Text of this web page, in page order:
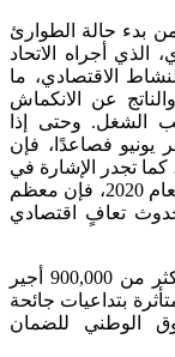
بدء حالة الطوارئ
الذي أجراه الاتحاد
الاقتصادي، ما
عن الانكماش
الشغل. وحتى إذا
يونيو فصاعدًا، فإن
كما تجدر الإشارة في
هذا الصدد إلى أنه في ظل غياب رؤية واضحة لعام 2020، فإن معظم
تعافٍ اقتصادي
في ما يخص سوق الشغل، فقد أعلن وقف أكثر من 900,000 أجير
أكثر من 134,000 شركة متأثرة بتداعيات جائحة
إعلان 216,000 للصندوق الوطني للضمان